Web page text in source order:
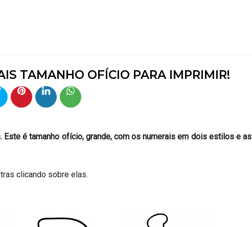
TAMANHO OFÍCIO PARA IMPRIMIR!
é tamanho ofício, grande, com os numerais em dois estilos e as
clicando sobre elas.